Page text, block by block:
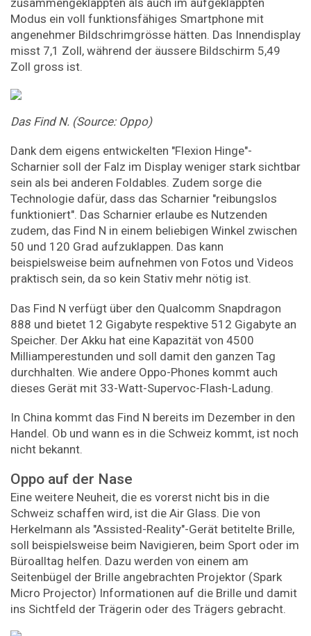
zusammengeklappten als auch im aufgeklappten
Modus ein voll funktionsfähiges Smartphone mit
angenehmer Bildschrimgrösse hätten. Das Innendisplay
misst 7,1 Zoll, während der äussere Bildschirm 5,49
Zoll gross ist.
Das Find N. (Source: Oppo)
Dank dem eigens entwickelten "Flexion Hinge"-
Scharnier soll der Falz im Display weniger stark sichtbar
sein als bei anderen Foldables. Zudem sorge die
Technologie dafür, dass das Scharnier "reibungslos
funktioniert". Das Scharnier erlaube es Nutzenden
zudem, das Find N in einem beliebigen Winkel zwischen
50 und 120 Grad aufzuklappen. Das kann
beispielsweise beim aufnehmen von Fotos und Videos
praktisch sein, da so kein Stativ mehr nötig ist.
Das Find N verfügt über den Qualcomm Snapdragon
888 und bietet 12 Gigabyte respektive 512 Gigabyte an
Speicher. Der Akku hat eine Kapazität von 4500
Milliamperestunden und soll damit den ganzen Tag
durchhalten. Wie andere Oppo-Phones kommt auch
dieses Gerät mit 33-Watt-Supervoc-Flash-Ladung.
In China kommt das Find N bereits im Dezember in den
Handel. Ob und wann es in die Schweiz kommt, ist noch
nicht bekannt.
Oppo auf der Nase
Eine weitere Neuheit, die es vorerst nicht bis in die
Schweiz schaffen wird, ist die Air Glass. Die von
Herkelmann als "Assisted-Reality"-Gerät betitelte Brille,
soll beispielsweise beim Navigieren, beim Sport oder im
Büroalltag helfen. Dazu werden von einem am
Seitenbügel der Brille angebrachten Projektor (Spark
Micro Projector) Informationen auf die Brille und damit
ins Sichtfeld der Trägerin oder des Trägers gebracht.